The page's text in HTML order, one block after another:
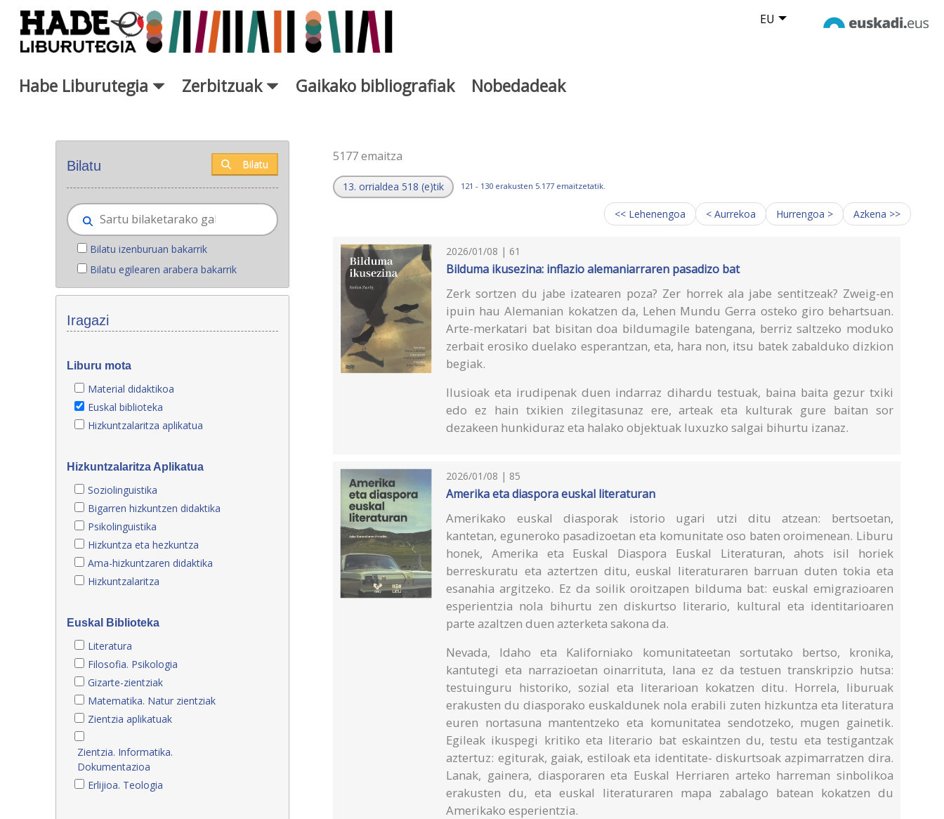
Eduki nagusira joan EU
Habe Liburutegia Zerbitzuak Gaikako bibliografiak Nobedadeak
Bilatu Bilatu
Bilatu izenburuan bakarrik
Bilatu egilearen arabera bakarrik
Iragazi
Liburu mota
Material didaktikoa
Euskal biblioteka
Hizkuntzalaritza aplikatua
Hizkuntzalaritza Aplikatua
Soziolinguistika
Bigarren hizkuntzen didaktika
Psikolinguistika
Hizkuntza eta hezkuntza
Ama-hizkuntzaren didaktika
Hizkuntzalaritza
Euskal Biblioteka
Literatura
Filosofia. Psikologia
Gizarte-zientziak
Matematika. Natur zientziak
Zientzia aplikatuak
Zientzia. Informatika.
Dokumentazioa
Erlijioa. Teologia
5177 emaitza
13. orrialdea 518 (e)tik 121 - 130 erakusten 5.177 emaitzetatik.
<< Lehenengoa < Aurrekoa Hurrengoa > Azkena >>
2026/01/08 | 61
Bilduma ikusezina: inflazio alemaniarraren pasadizo bat
Zerk sortzen du jabe izatearen poza? Zer horrek ala jabe sentitzeak? Zweig-en
ipuin hau Alemanian kokatzen da, Lehen Mundu Gerra osteko giro behartsuan.
Arte-merkatari bat bisitan doa bildumagile batengana, berriz saltzeko moduko
zerbait erosiko duelako esperantzan, eta, hara non, itsu batek zabalduko dizkion
begiak.
Ilusioak eta irudipenak duen indarraz dihardu testuak, baina baita gezur txiki
edo ez hain txikien zilegitasunaz ere, arteak eta kulturak gure baitan sor
dezakeen hunkiduraz eta halako objektuak luxuzko salgai bihurtu izanaz.
2026/01/08 | 85
Amerika eta diaspora euskal literaturan
Amerikako euskal diasporak istorio ugari utzi ditu atzean: bertsoetan,
kantetan, eguneroko pasadizoetan eta komunitate oso baten oroimenean. Liburu
honek, Amerika eta Euskal Diaspora Euskal Literaturan, ahots isil horiek
berreskuratu eta aztertzen ditu, euskal literaturaren barruan duten tokia eta
esanahia argitzeko. Ez da soilik oroitzapen bilduma bat: euskal emigrazioaren
esperientzia nola bihurtu zen diskurtso literario, kultural eta identitarioaren
parte azaltzen duen azterketa sakona da.
Nevada, Idaho eta Kaliforniako komunitateetan sortutako bertso, kronika,
kantutegi eta narrazioetan oinarrituta, lana ez da testuen transkripzio hutsa:
testuinguru historiko, sozial eta literarioan kokatzen ditu. Horrela, liburuak
erakusten du diasporako euskaldunek nola erabili zuten hizkuntza eta literatura
euren nortasuna mantentzeko eta komunitatea sendotzeko, mugen gainetik.
Egileak ikuspegi kritiko eta literario bat eskaintzen du, testu eta testigantzak
aztertuz: egiturak, gaiak, estiloak eta identitate- diskurtsoak azpimarratzen dira.
Lanak, gainera, diasporaren eta Euskal Herriaren arteko harreman sinbolikoa
erakusten du, eta euskal literaturaren mapa zabalago batean kokatzen du
Amerikako esperientzia.